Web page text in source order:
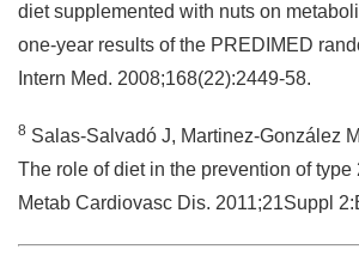
diet supplemented with nuts on
one-year results of the PREDIMED
Intern Med. 2008;168(22):2449-58.
8 Salas-Salvadó J, Martinez-González
The role of diet in the prevention of type
Metab Cardiovasc Dis. 2011;21Suppl